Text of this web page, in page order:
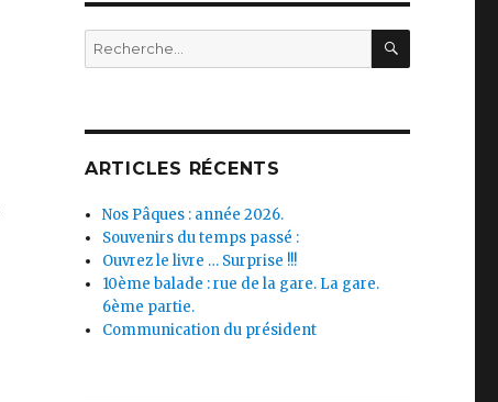
Recherche
pour :
ARTICLES RÉCENTS
Nos Pâques : année 2026.
Souvenirs du temps passé :
Ouvrez le livre … Surprise !!!
10ème balade : rue de la gare. La gare.
6ème partie.
Communication du président